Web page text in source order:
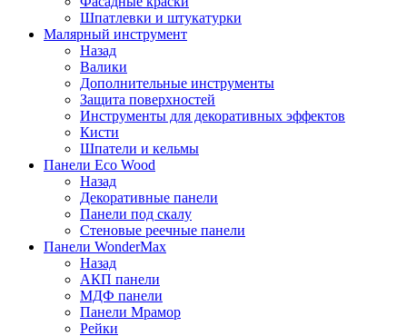
Шпатлевки и штукатурки
Малярный инструмент
Назад
Валики
Дополнительные инструменты
Защита поверхностей
Инструменты для декоративных эффектов
Кисти
Шпатели и кельмы
Панели Eco Wood
Назад
Декоративные панели
Панели под скалу
Стеновые реечные панели
Панели WonderMax
Назад
АКП панели
МДФ панели
Панели Мрамор
Рейки